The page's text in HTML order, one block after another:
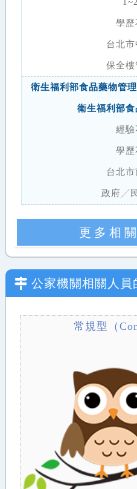
學歷
台北市
保全樓
衛生福利部
經驗
學歷
台北市
政府╱
更多相
公家機關相關人員
常規型（